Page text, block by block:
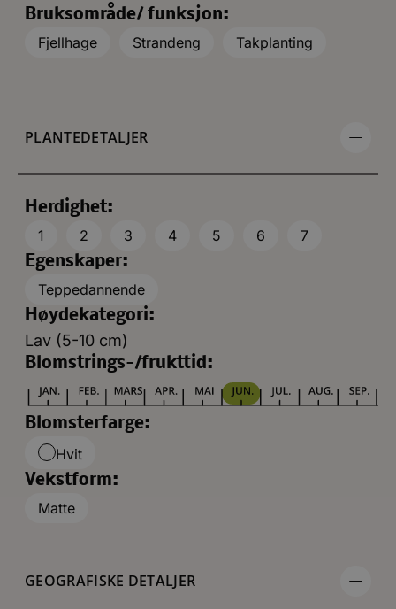
Bruksområde/ funksjon:
Fjellhage
Strandeng Takplanting
PLANTEDETALJER
Herdighet:
1
2 3 4 5 6
7
Egenskaper:
Teppedannende
Høydekategori:
Lav (5-10 cm)
Blomstrings-/frukttid:
Blomsterfarge:
Hvit
Vekstform:
Matte
GEOGRAFISKE DETALJER